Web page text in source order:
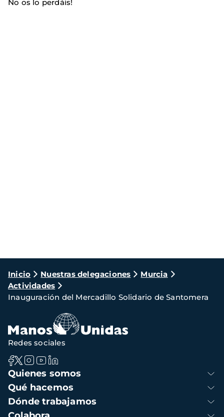
No os lo perdáis!
Ruta
de
navegación
Inicio Nuestras delegaciones
Murcia
Actividades
Inauguración del Mercadillo Solidario de Santomera
Navegación
principal
Quienes somos
Qué hacemos
Dónde trabajamos
Redes sociales